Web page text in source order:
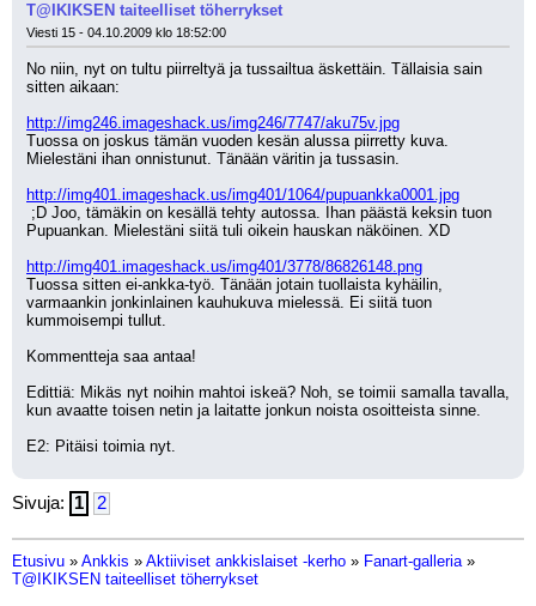
T@IKIKSEN taiteelliset töherrykset
Viesti 15 - 04.10.2009 klo 18:52:00
No niin, nyt on tultu piirreltyä ja tussailtua äskettäin. Tällaisia sain
sitten aikaan:
http://img246.imageshack.us/img246/7747/aku75v.jpg
Tuossa on joskus tämän vuoden kesän alussa piirretty kuva.
Mielestäni ihan onnistunut. Tänään väritin ja tussasin.
http://img401.imageshack.us/img401/1064/pupuankka0001.jpg
Pupuankan. Mielestäni siitä tuli oikein hauskan näköinen. XD
http://img401.imageshack.us/img401/3778/86826148.png
Tuossa sitten ei-ankka-työ. Tänään jotain tuollaista kyhäilin,
varmaankin jonkinlainen kauhukuva mielessä. Ei siitä tuon
kummoisempi tullut.
Kommentteja saa antaa!
Edittiä: Mikäs nyt noihin mahtoi iskeä? Noh, se toimii samalla tavalla,
kun avaatte toisen netin ja laitatte jonkun noista osoitteista sinne.
E2: Pitäisi toimia nyt.
Sivuja: 1 2
Etusivu » Ankkis » Aktiiviset ankkislaiset -kerho » Fanart-galleria »
T@IKIKSEN taiteelliset töherrykset